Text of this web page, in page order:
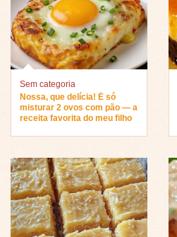
Sem categoria
Nossa, que delícia! É só
misturar 2 ovos com pão — a
receita favorita do meu filho